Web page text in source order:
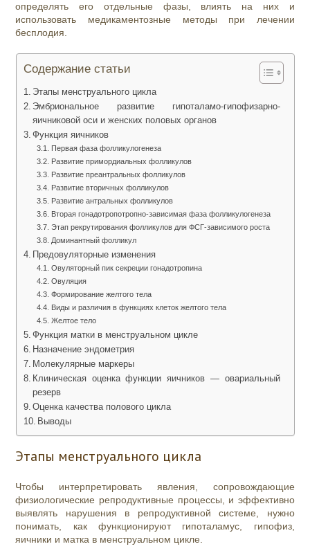
определять его отдельные фазы, влиять на них и
использовать медикаментозные методы при лечении
бесплодия.
Содержание статьи
Этапы менструального цикла
Эмбриональное развитие гипоталамо-гипофизарно-
яичниковой оси и женских половых органов
Функция яичников
Первая фаза фолликулогенеза
Развитие примордиальных фолликулов
Развитие преантральных фолликулов
Развитие вторичных фолликулов
Развитие антральных фолликулов
Вторая гонадотропотропно-зависимая фаза фолликулогенеза
Этап рекрутирования фолликулов для ФСГ-зависимого роста
Доминантный фолликул
Предовуляторные изменения
Овуляторный пик секреции гонадотропина
Овуляция
Формирование желтого тела
Виды и различия в функциях клеток желтого тела
Желтое тело
Функция матки в менструальном цикле
Назначение эндометрия
Молекулярные маркеры
Клиническая оценка функции яичников — овариальный
резерв
Оценка качества полового цикла
Выводы
Этапы менструального цикла
Чтобы интерпретировать явления, сопровождающие
физиологические репродуктивные процессы, и эффективно
выявлять нарушения в репродуктивной системе, нужно
понимать, как функционируют гипоталамус, гипофиз,
яичники и матка в менструальном цикле.